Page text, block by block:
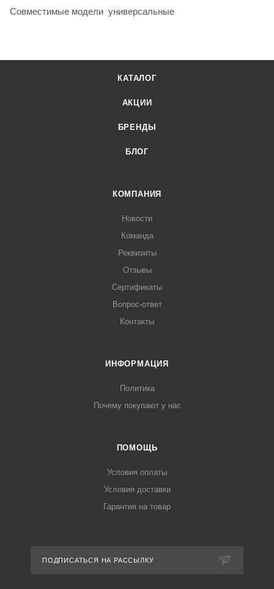
Совместимые модели универсальные
КАТАЛОГ
АКЦИИ
БРЕНДЫ
БЛОГ
КОМПАНИЯ
Новости
Команда
Реквизиты
Отзывы
Сертификаты
Вопрос-ответ
Контакты
ИНФОРМАЦИЯ
Политика
Почему покупают у нас
ПОМОЩЬ
Условия оплаты
Условия доставки
Гарантия на товар
ПОДПИСАТЬСЯ НА РАССЫЛКУ